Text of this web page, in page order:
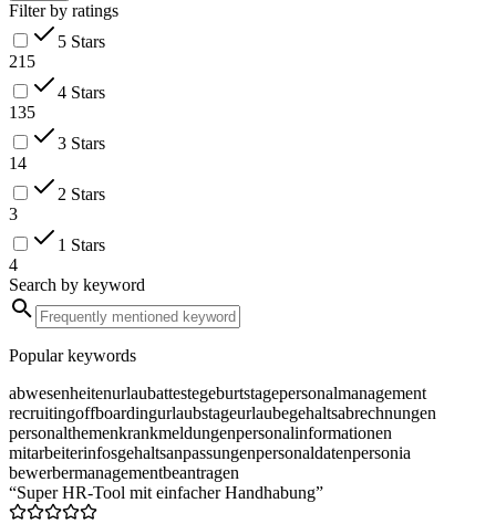
Filter by ratings
5 Stars
215
4 Stars
135
3 Stars
14
2 Stars
3
1 Stars
4
Search by keyword
Popular keywords
abwesenheitenurlaubattestegeburtstagepersonalmanagement
recruitingoffboardingurlaubstageurlaubegehaltsabrechnungen
personalthemenkrankmeldungenpersonalinformationen
mitarbeiterinfosgehaltsanpassungenpersonaldatenpersonia
bewerbermanagementbeantragen
“Super HR-Tool mit einfacher Handhabung”